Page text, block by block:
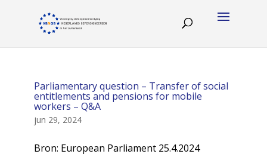
Parliamentary question – Transfer of social
entitlements and pensions for mobile
workers – Q&A
jun 29, 2024
Bron: European Parliament 25.4.2024